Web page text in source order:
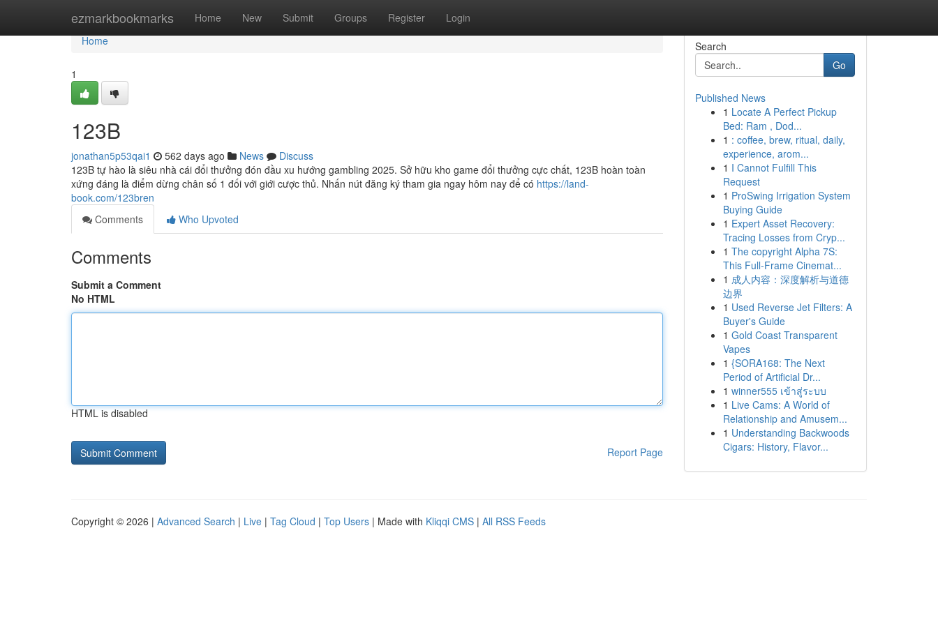
ezmarkbookmarks Home New Submit Groups Register Login
Home
Home
1
123B
jonathan5p53qai1 562 days ago News
Discuss
123B tự hào là siêu nhà cái đổi thưởng đón đầu xu hướng gambling 2025. Sở hữu kho game đổi thưởng cực chất, 123B hoàn toàn
xứng đáng là điểm dừng chân số 1 đối với giới cược thủ. Nhấn nút đăng ký tham gia ngay hôm nay để có https://land-
book.com/123bren
Comments
Who Upvoted
Comments
Submit a Comment
No HTML
HTML is disabled
Report Page
Search
Go
Published News
1 Locate A Perfect Pickup
Bed: Ram , Dod...
1 : coffee, brew, ritual, daily,
experience, arom...
1 I Cannot Fulfill This
Request
1 ProSwing Irrigation System
Buying Guide
1 Expert Asset Recovery:
Tracing Losses from Cryp...
1 The copyright Alpha 7S:
This Full-Frame Cinemat...
1 成人内容：深度解析与道德
边界
1 Used Reverse Jet Filters: A
Buyer's Guide
1 Gold Coast Transparent
Vapes
1 {SORA168: The Next
Period of Artificial Dr...
1 winner555 เข้าสู่ระบบ
1 Live Cams: A World of
Relationship and Amusem...
1 Understanding Backwoods
Cigars: History, Flavor...
Copyright © 2026 | Advanced Search | Live | Tag Cloud | Top Users | Made with Kliqqi CMS | All RSS Feeds